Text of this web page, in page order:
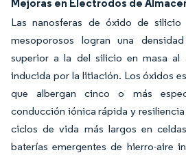
Mejoras en Electrodos de
Las nanosferas de óxido de silicio
mesoporosos logran una
superior a la del silicio en masa al
inducida por la litiación. Los óxidos
que albergan cinco o más
conducción iónica rápida y
ciclos de vida más largos en
baterías emergentes de hierro-aire